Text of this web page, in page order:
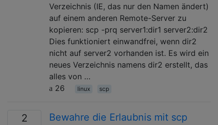
Verzeichnis (IE, das nur den Namen ändert)
auf einem anderen Remote-Server zu
kopieren: scp -prq server1:dir1 server2:dir2
Dies funktioniert einwandfrei, wenn dir2
nicht auf server2 vorhanden ist. Es wird ein
neues Verzeichnis namens dir2 erstellt, das
alles von …
26
linux scp
2 Bewahre die Erlaubnis mit scp